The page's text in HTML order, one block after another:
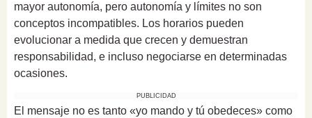
mayor autonomía, pero autonomía y límites no son
conceptos incompatibles. Los horarios pueden
evolucionar a medida que crecen y demuestran
responsabilidad, e incluso negociarse en determinadas
ocasiones.
PUBLICIDAD
El mensaje no es tanto «yo mando y tú obedeces» como